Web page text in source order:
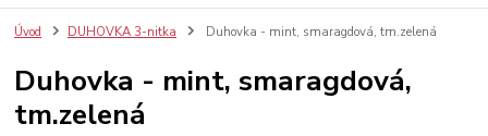
Úvod DUHOVKA 3-nitka Duhovka - mint, smaragdová, tm.zelená
Duhovka - mint, smaragdová,
tm.zelená